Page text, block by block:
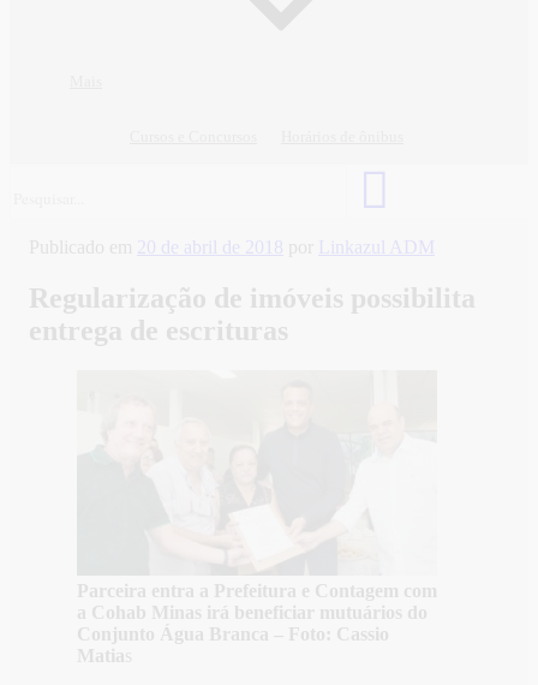
Publicado em 20 de abril de 2018 por Linkazul ADM
Regularização de imóveis possibilita
entrega de escrituras
Parceira entra a Prefeitura e Contagem com
a Cohab Minas irá beneficiar mutuários do
Conjunto Água Branca – Foto: Cassio
Matia s